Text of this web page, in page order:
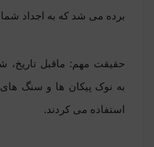
برده می شد که به اجداد
حقیقت مهم: ماقبل تاریخ،
به نوک پیکان ها و سنگ
استفاده می کردند.